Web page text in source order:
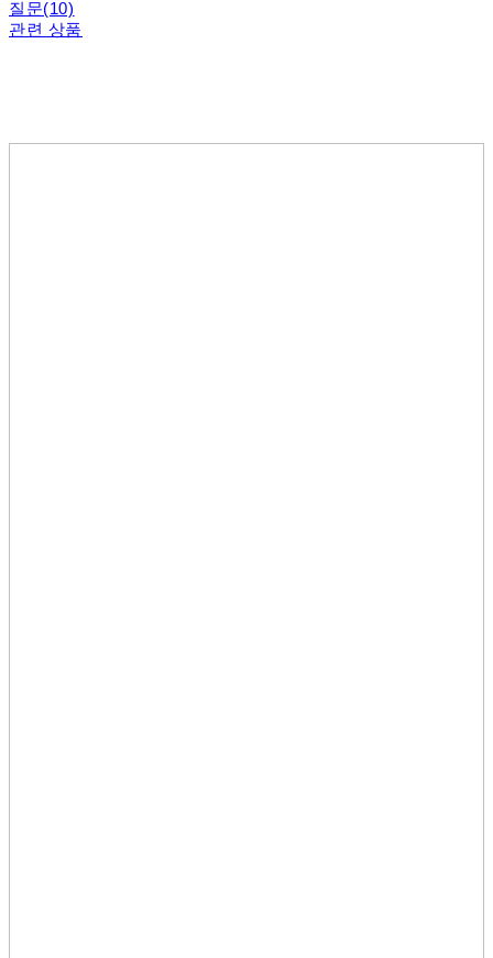
질문(10)
관련 상품